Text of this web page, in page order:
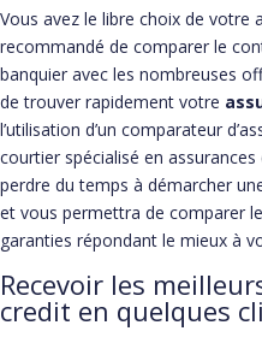
Vous avez le libre choix de votre
recommandé de comparer le
banquier avec les nombreuses
de trouver rapidement votre
l’utilisation d’un comparateur
courtier spécialisé en
perdre du temps à démarcher
et vous permettra de comparer
garanties répondant le mieux à
Recevoir les
credit en quelques